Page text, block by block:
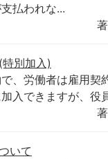
払われな...
別加入)
、労働者は雇用契
入できますが、役
いて